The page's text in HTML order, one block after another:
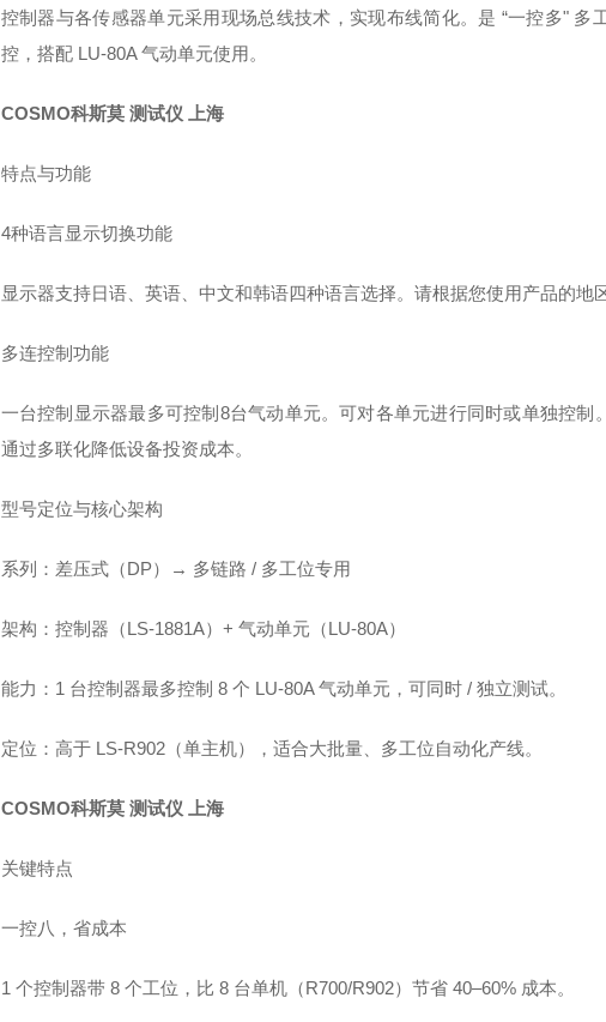
控制器与各传感器单元采用现场总线技术，实现布线简化。是 “一控多"
控，搭配 LU‑80A 气动单元使用。
COSMO科斯莫 测试仪 上海
特点与功能
4种语言显示切换功能
显示器支持日语、英语、中文和韩语四种语言选择。请根据您使用产品的地
多连控制功能
一台控制显示器最多可控制8台气动单元。可对各单元进行同时或单独控
通过多联化降低设备投资成本。
型号定位与核心架构
系列：差压式（DP）→ 多链路 / 多工位专用
架构：控制器（LS‑1881A）+ 气动单元（LU‑80A）
能力：1 台控制器最多控制 8 个 LU‑80A 气动单元，可同时 / 独立测试。
定位：高于 LS‑R902（单主机），适合大批量、多工位自动化产线。
COSMO科斯莫 测试仪 上海
关键特点
一控八，省成本
1 个控制器带 8 个工位，比 8 台单机（R700/R902）节省 40–60% 成本。